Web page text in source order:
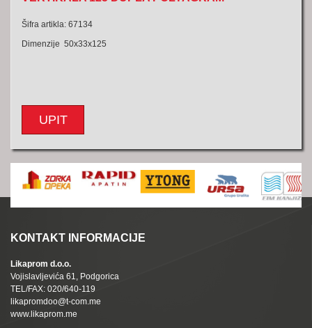
Šifra artikla: 67134
Dimenzije 50x33x125
UPIT
KONTAKT INFORMACIJE
Likaprom d.o.o.
Vojislavljevića 61, Podgorica
TEL/FAX: 020/640-119
likapromdoo@t-com.me
www.likaprom.me